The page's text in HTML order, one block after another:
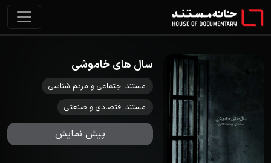
سال های خاموشی
مستند اجتماعی و مردم شناسی
مستند اقتصادی و صنعتی
پیش نمایش